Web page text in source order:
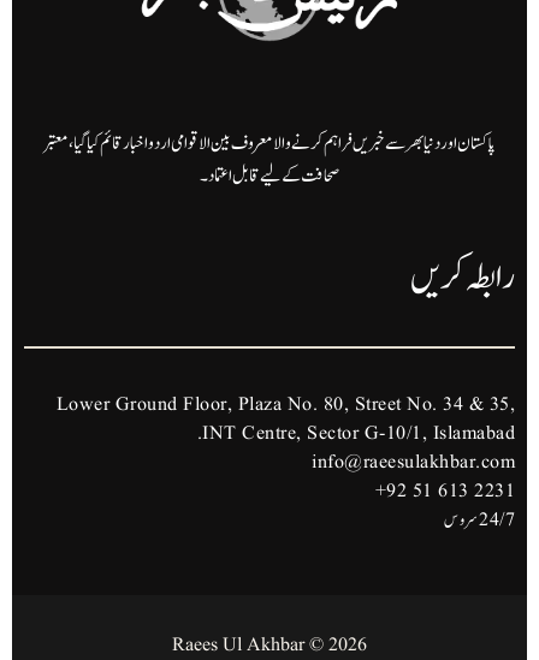
پاکستان اور دنیا بھر سے خبریں فراہم کرنے والا معروف بین الاقوامی اردو اخبار قائم کیا گیا، معتبر
صحافت کے لیے قابل اعتماد۔
رابطہ کریں
Lower Ground Floor, Plaza No. 80, Street No. 34 & 35,
INT Centre, Sector G-10/1, Islamabad.
info@raeesulakhbar.com
+92 51 613 2231
24/7 سروس
2026 © Raees Ul Akhbar